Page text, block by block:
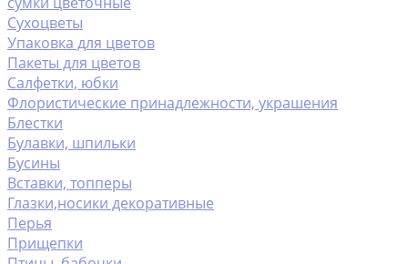
Сухоцветы
Упаковка для цветов
Пакеты для цветов
Салфетки, юбки
Флористические принадлежности, украшения
Блестки
Булавки, шпильки
Бусины
Вставки, топперы
Глазки,носики декоративные
Перья
Прищепки